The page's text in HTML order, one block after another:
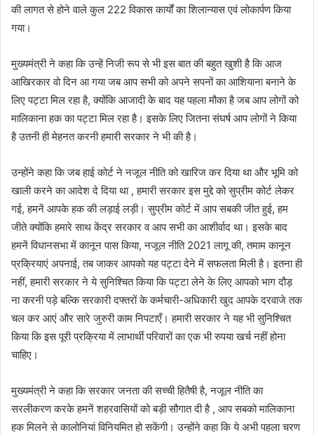
की लागत से होने वाले कुल 222 विकास कार्यों का शिलान्यास एवं लोकार्पण किया
गया।
मुख्यमंत्री ने कहा कि उन्हें निजी रूप से भी इस बात की बहुत खुशी है कि आज
आखिरकार वो दिन आ गया जब आप सभी को अपने सपनों का आशियाना बनाने के
लिए पट्टा मिल रहा है, क्योंकि आजादी के बाद यह पहला मौका है जब आप लोगों को
मालिकाना हक का पट्टा मिल रहा है। इसके लिए जितना संघर्ष आप लोगों ने किया
है उतनी ही मेहनत करनी हमारी सरकार ने भी की है।
उन्होंने कहा कि जब हाई कोर्ट ने नजूल नीति को खारिज कर दिया था और भूमि को
खाली करने का आदेश दे दिया था , हमारी सरकार इस मुद्दे को सुप्रीम कोर्ट लेकर
गई, हमनें आपके हक की लड़ाई लड़ी। सुप्रीम कोर्ट में आप सबकी जीत हुई, हम
जीते क्योंकि हमारे साथ केंद्र सरकार व आप सभी का आशीर्वाद था। इसके बाद
हमनें विधानसभा में कानून पास किया, नजूल नीति 2021 लागू की, तमाम कानून
प्रक्रियाएं अपनाई, तब जाकर आपको यह पट्टा देने में सफलता मिली है। इतना ही
नहीं, हमारी सरकार ने ये सुनिश्चित किया कि पट्टा लेने के लिए आपको भाग दौड़
ना करनी पड़े बल्कि सरकारी दफ्तरों के कर्मचारी-अधिकारी खुद आपके दरवाजे तक
चल कर आएं और सारे जुरुरी काम निपटाएँ। हमारी सरकार ने यह भी सुनिश्चित
किया कि इस पूरी प्रक्रिया में लाभार्थी परिवारों का एक भी रुपया खर्च नहीं होना
चाहिए।
मुख्यमंत्री ने कहा कि सरकार जनता की सच्ची हितैषी है, नजूल नीति का
सरलीकरण करके हमनें शहरवासियों को बड़ी सौगात दी है , आप सबको मालिकाना
हक मिलने से कालोनियां विनियमित हो सकेंगी। उन्होंने कहा कि ये अभी पहला चरण